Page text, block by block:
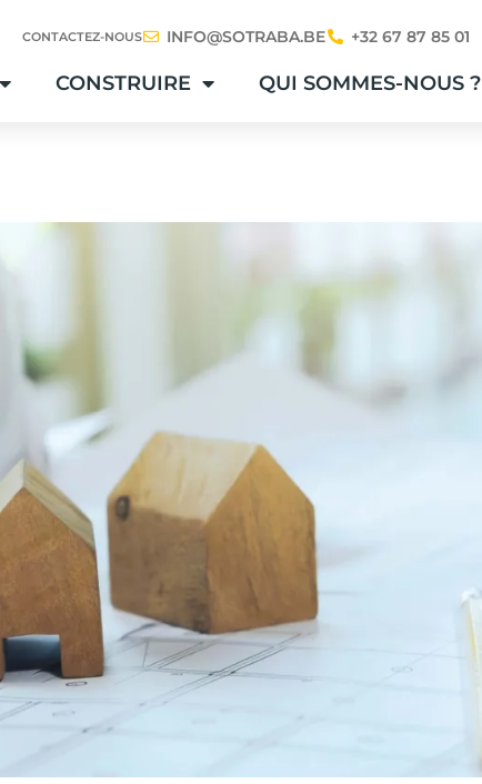
CONTACTEZ-NOUS INFO@SOTRABA.BE +32 67 87 85 01
CONSTRUIRE QUI SOMMES-NOUS ?